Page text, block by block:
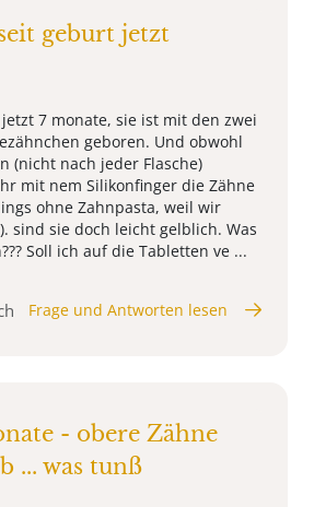
geburt jetzt
7 monate, sie ist mit den zwei
geboren. Und obwohl
(nicht nach jeder Flasche)
mit nem Silikonfinger die Zähne
ohne Zahnpasta, weil wir
sind sie doch leicht gelblich. Was
Soll ich auf die Tabletten ve ...
Frage und Antworten lesen
- obere Zähne
... was tunß